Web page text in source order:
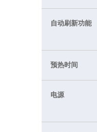
自动刷新功能
预热时间
电源